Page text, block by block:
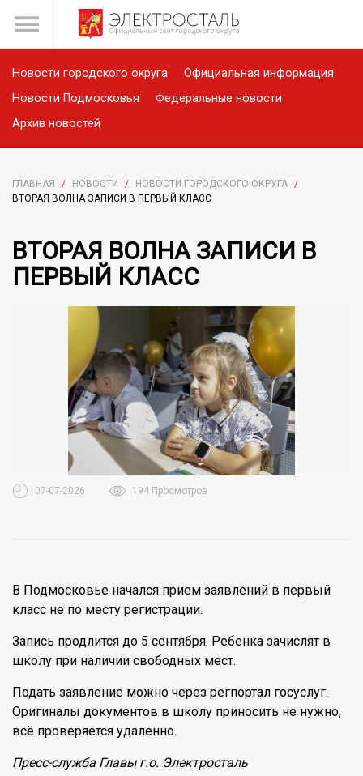
Новости городского округа
Официальная информация
Новости Подмосковья
Федеральные новости
Архив новостей
ГЛАВНАЯ / НОВОСТИ / НОВОСТИ ГОРОДСКОГО ОКРУГА /
ВТОРАЯ ВОЛНА ЗАПИСИ В ПЕРВЫЙ КЛАСС
ВТОРАЯ ВОЛНА ЗАПИСИ В
ПЕРВЫЙ КЛАСС
07-07-2026 194 Просмотров
В Подмосковье начался прием заявлений в первый
класс не по месту регистрации.
Запись продлится до 5 сентября. Ребенка зачислят в
школу при наличии свободных мест.
Подать заявление можно через регпортал госуслуг.
Оригиналы документов в школу приносить не нужно,
всё проверяется удаленно.
Пресс-служба Главы г.о. Электросталь